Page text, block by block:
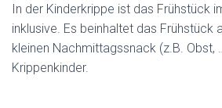
In der Kinderkrippe ist das Frühstück
inklusive. Es beinhaltet das Frühstück
kleinen Nachmittagssnack (z.B. Obst,
Krippenkinder.